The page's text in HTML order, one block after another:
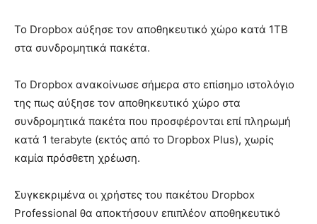
Το Dropbox αύξησε τον αποθηκευτικό χώρο κατά 1TB
στα συνδρομητικά πακέτα.
Το Dropbox ανακοίνωσε σήμερα στο επίσημο ιστολόγιο
της πως αύξησε τον αποθηκευτικό χώρο στα
συνδρομητικά πακέτα που προσφέρονται επί πληρωμή
κατά 1 terabyte (εκτός από το Dropbox Plus), χωρίς
καμία πρόσθετη χρέωση.
Συγκεκριμένα οι χρήστες του πακέτου Dropbox
Professional θα αποκτήσουν επιπλέον αποθηκευτικό